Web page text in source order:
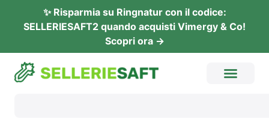
✨ Rispar­mia su Ring­na­tur con il codi­ce:
SELLERIESAFT2 quan­do acquis­ti Vimer­gy & Co!
Sco­pri ora →